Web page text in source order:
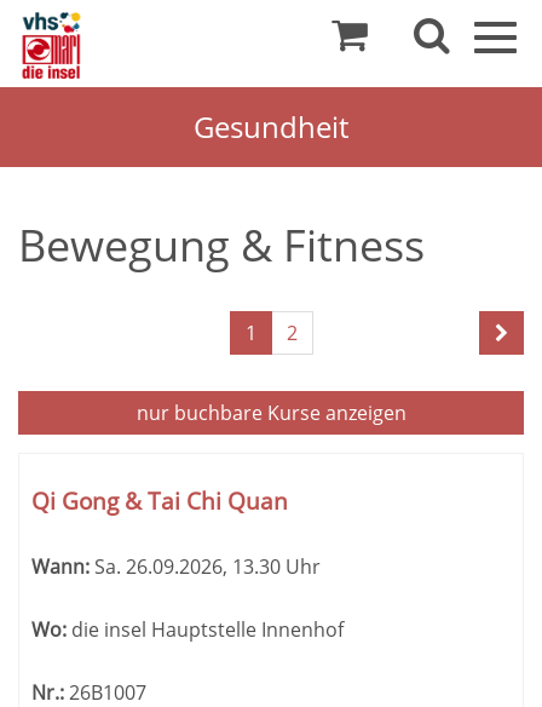
Gesundheit
Bewegung & Fitness
1 2
nur buchbareKurse anzeigen
Tabellenüberschriften
können
werden.
Qi Gong & Tai Chi Quan
Wann:Sa. 26.09.2026, 13.30 Uhr
Wo: die insel Hauptstelle Innenhof
Nr.:26B1007